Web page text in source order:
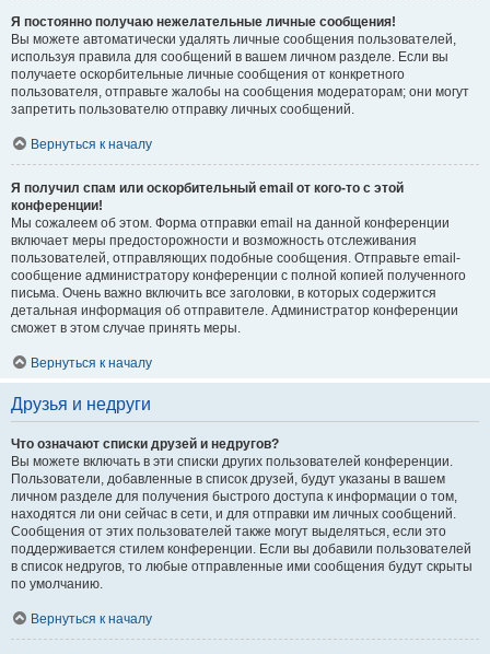
Я постоянно получаю нежелательные личные сообщения!
Вы можете автоматически удалять личные сообщения пользователей,
используя правила для сообщений в вашем личном разделе. Если вы
получаете оскорбительные личные сообщения от конкретного
пользователя, отправьте жалобы на сообщения модераторам; они могут
запретить пользователю отправку личных сообщений.
Вернуться к началу
Я получил спам или оскорбительный email от кого-то с этой
конференции!
Мы сожалеем об этом. Форма отправки email на данной конференции
включает меры предосторожности и возможность отслеживания
пользователей, отправляющих подобные сообщения. Отправьте email-
сообщение администратору конференции с полной копией полученного
письма. Очень важно включить все заголовки, в которых содержится
детальная информация об отправителе. Администратор конференции
сможет в этом случае принять меры.
Вернуться к началу
Друзья и недруги
Что означают списки друзей и недругов?
Вы можете включать в эти списки других пользователей конференции.
Пользователи, добавленные в список друзей, будут указаны в вашем
личном разделе для получения быстрого доступа к информации о том,
находятся ли они сейчас в сети, и для отправки им личных сообщений.
Сообщения от этих пользователей также могут выделяться, если это
поддерживается стилем конференции. Если вы добавили пользователей
в список недругов, то любые отправленные ими сообщения будут скрыты
по умолчанию.
Вернуться к началу